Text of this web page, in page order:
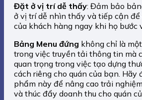
Đặt ở vị trí dễ thấy: Đảm bảo
ở vị trí dễ nhìn thấy và tiếp cận để
của khách hàng ngay khi họ bước
Bảng Menu đứng không chỉ là
trong việc truyền tải thông tin mà
quan trọng trong việc tạo dựng
cách riêng cho quán của bạn. Hãy
phẩm này để nâng cao trải
và thúc đẩy doanh thu cho quán